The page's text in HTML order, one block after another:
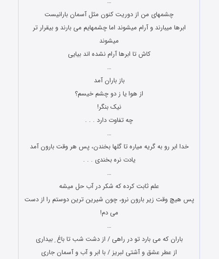
چشمهای من از دوریت کنون مثل آسمان بارانیست
ابرها میبارند و آرام میشوند اما چشمهایم می بارند و بیقرار تر
میشوند
کاش تا ابرها آرام نشده اند بیایی
…
باز باران آمد
از هوا یا ز دو چشم خیسم؟
نیک بنگر!
چه تفاوت دارد . . .
…
خدا ابر رو به گریه میاره تا گلها بخندن، پس هر وقت بارون آمد
یادت نره بخندی . . .
…
علم ثابت کرده که شکر در آب حل میشه
پس هیچ وقت زیر بارون نرو، چون شیرین ترین دوستم را از دست
می دم!
…
باران که می بارد تو در راهی / از دشت شب تا باغ ِ بیداری
از عطر عشق و آشتی لبریز / با ابر و آب و آسمان جاری